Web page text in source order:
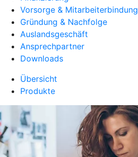
Vorsorge & Mitarbeiterbindung
Gründung & Nachfolge
Auslandsgeschäft
Ansprechpartner
Downloads
Übersicht
Produkte